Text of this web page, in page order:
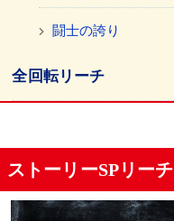
闘士の誇り
全回転リーチ
ストーリーSPリーチ